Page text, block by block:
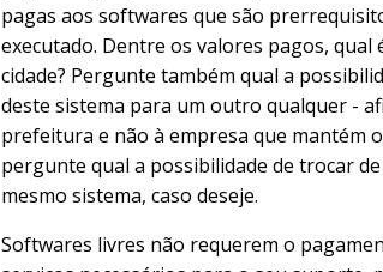
pagas aos softwares que são
executado. Dentre os valores pagos, qual
cidade? Pergunte também qual a
deste sistema para um outro qualquer -
prefeitura e não à empresa que mantém
pergunte qual a possibilidade de trocar
mesmo sistema, caso deseje.
Softwares livres não requerem o